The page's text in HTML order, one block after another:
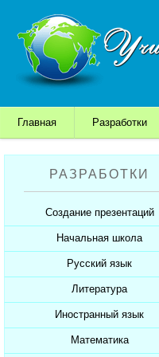
Главная Разработки
РАЗРАБОТКИ
Создание презентаций
Шаблоны для презентаций
Советы начинающим
Советы дедушки
К презентации...
Начальная школа
Уроки
Презентации
Мультимедийные тесты
Печатные тесты
Русский язык
Уроки
Презентации
Мультимедийные тесты
Литература
Уроки
Презентации
Иностранный язык
Уроки
Математика